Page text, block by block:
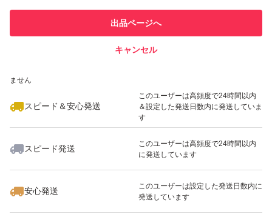
での取引実績があります
ません
スピード＆安心発送
このユーザーは高頻度で24時間以内
＆設定した発送日数内に発送していま
す
スピード発送
このユーザーは高頻度で24時間以内
に発送しています
安心発送
このユーザーは設定した発送日数内に
発送しています
出品ページへ
キャンセル
いいね！
500